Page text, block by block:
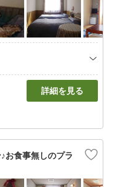
詳細を見る
お食事無しのプラ